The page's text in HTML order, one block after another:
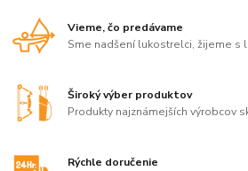
Vieme, čo predávame
Sme nadšení lukostrelci, žijeme s
Široký výber produktov
Produkty najznámejších výrobcov
Rýchle doručenie